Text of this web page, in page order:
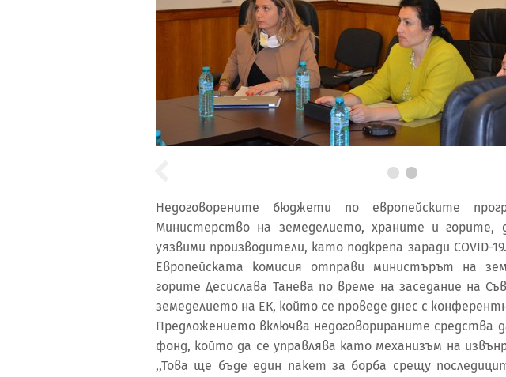
Недоговорените бюджети по европейските
Министерство на земеделието, храните и горите,
уязвими производители, като подкрепа заради COVID-
Европейската комисия отправи министърът на
горите Десислава Танева по време на заседание на
земеделието на ЕК, който се проведе днес с
Предложението включва недоговорираните средства
фонд, който да се управлява като механизъм на
,,Това ще бъде един пакет за борба срещу